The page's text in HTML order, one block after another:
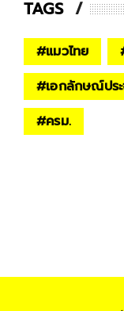
TAGS
#แมวไทย
#เอกลักษณ์ประ
#ครม.